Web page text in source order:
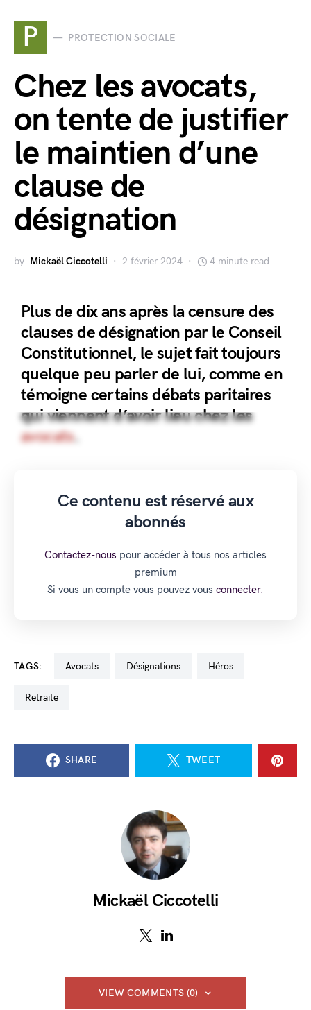
P PROTECTION SOCIALE
Chez les avocats,
on tente de justifier
le maintien d’une
clause de
désignation
by Mickaël Ciccotelli 2 février 2024 4 minute read
Plus de dix ans après la censure des
clauses de désignation par le Conseil
Constitutionnel, le sujet fait toujours
quelque peu parler de lui, comme en
témoigne certains débats paritaires
qui viennent d’avoir lieu chez les
avocats.
Ce contenu est réservé aux
abonnés
Contactez-nous pour accéder à tous nos articles
premium
Si vous un compte vous pouvez vous connecter.
TAGS: avocats désignations Héros
retraite
SHARE TWEET
Mickaël Ciccotelli
VIEW COMMENTS (0)